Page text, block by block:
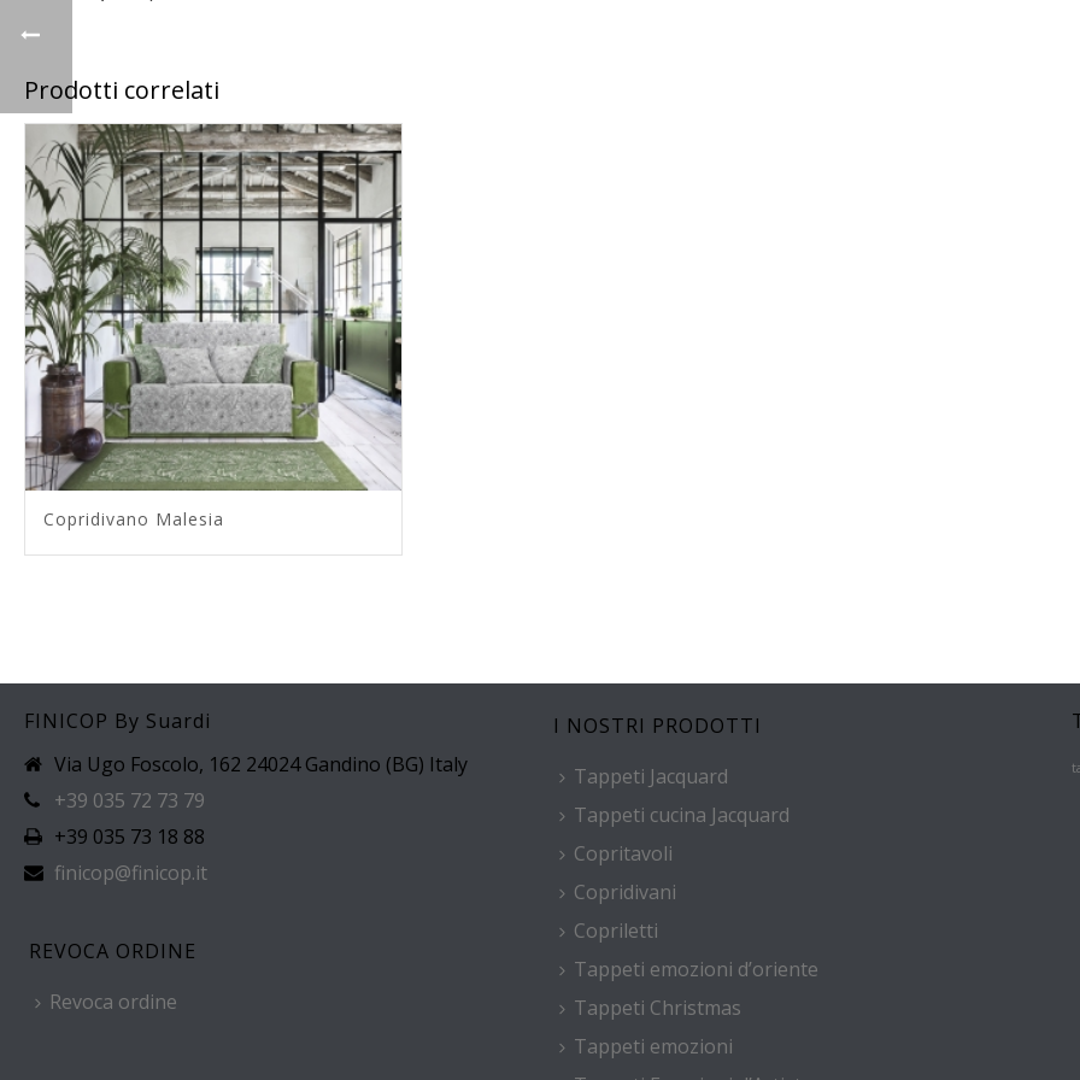
Prodotti correlati
Copridivano Malesia
FINICOP By Suardi
Via Ugo Foscolo, 162 24024 Gandino (BG) Italy
+39 035 72 73 79
+39 035 73 18 88
finicop@finicop.it
REVOCA ORDINE
Revoca ordine
I NOSTRI PRODOTTI
Tappeti Jacquard
Tappeti cucina Jacquard
Copritavoli
Copridivani
Copriletti
Tappeti emozioni d’oriente
Tappeti Christmas
Tappeti emozioni